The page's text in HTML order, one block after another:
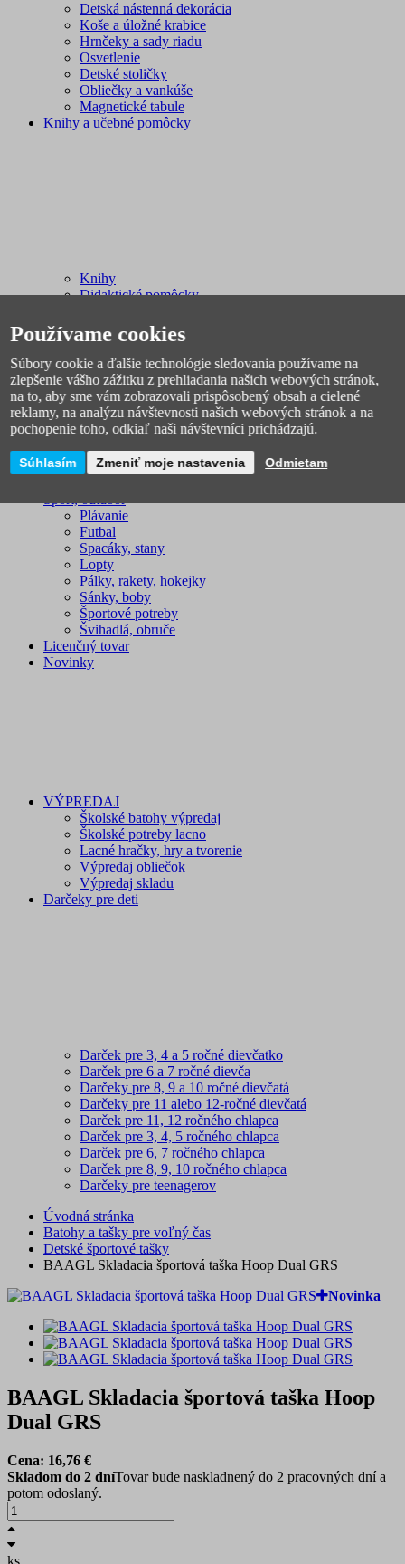
Detská nástenná dekorácia
Koše a úložné krabice
Hrnčeky a sady riadu
Osvetlenie
Detské stoličky
Obliečky a vankúše
Magnetické tabule
Knihy a učebné pomôcky
Knihy
Didaktické pomôcky
Zábavné učenie
Omaľovánky s nálepkami
Omaľovánky, vystrihovačky
Plávanie
Futbal
Spacáky, stany
Lopty
Pálky, rakety, hokejky
Sánky, boby
Športové potreby
Švihadlá, obruče
Licenčný tovar
Novinky
VÝPREDAJ
Školské batohy výpredaj
Školské potreby lacno
Lacné hračky, hry a tvorenie
Výpredaj obliečok
Výpredaj skladu
Darčeky pre deti
Darček pre 3, 4 a 5 ročné dievčatko
Darček pre 6 a 7 ročné dievča
Darčeky pre 8, 9 a 10 ročné dievčatá
Darčeky pre 11 alebo 12-ročné dievčatá
Darček pre 11, 12 ročného chlapca
Darček pre 3, 4, 5 ročného chlapca
Darček pre 6, 7 ročného chlapca
Darček pre 8, 9, 10 ročného chlapca
Darčeky pre teenagerov
Úvodná stránka
Batohy a tašky pre voľný čas
Detské športové tašky
BAAGL Skladacia športová taška Hoop Dual GRS
Novinka
BAAGL Skladacia športová taška Hoop
Dual GRS
Cena: 16,76 €
Skladom do 2 dníTovar bude naskladnený do 2 pracovných dní a
potom odoslaný.
ks
Používame cookies
Súbory cookie a ďalšie technológie sledovania používame na
zlepšenie vášho zážitku z prehliadania našich webových stránok,
na to, aby sme vám zobrazovali prispôsobený obsah a cielené
reklamy, na analýzu návštevnosti našich webových stránok a na
pochopenie toho, odkiaľ naši návštevníci prichádzajú.
Súhlasím Zmeniť moje nastavenia Odmietam